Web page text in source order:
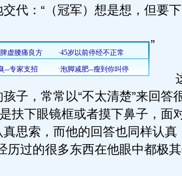
代：“（冠军）想是想，但要
”
这
子，常常以“不太清楚”来回答
是扶下眼镜框或者摸下鼻子，面
思索，而他的回答也同样认真
历过的很多东西在他眼中都极